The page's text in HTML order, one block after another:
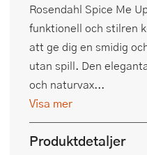
Rosendahl Spice Me
funktionell och stilren
att ge dig en smidig
utan spill. Den
och naturvax...
Visa mer
Produktdetaljer